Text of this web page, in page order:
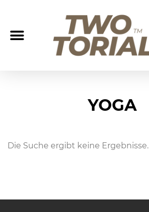
YOGA
Die Suche ergibt keine Ergebnisse.